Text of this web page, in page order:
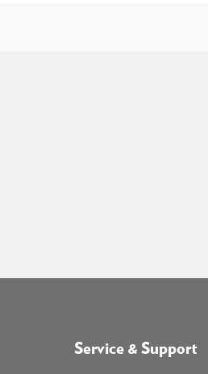
Service & Support